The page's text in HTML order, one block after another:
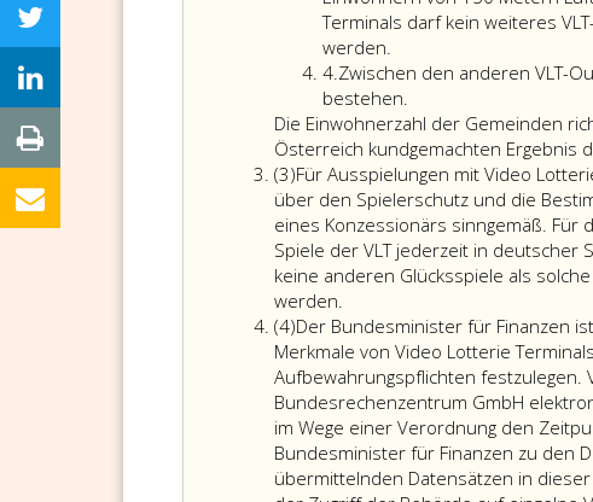
Terminals darf kein weiteres
werden.
4.Ziffer
4
Zwischen den anderen VLT-
bestehen.
Die Einwohnerzahl der Gemeinden
Österreich kundgemachten Ergebnis
(3)Absatz
3
Für Ausspielungen mit Video
über den Spielerschutz und die
eines Konzessionärs sinngemäß.
Spiele der VLT jederzeit in deutscher
keine anderen Glücksspiele als
werden.
Ausspielungen
mit
Video
Lotterie
Terminals
gelten
die
(4)Absatz
4
Der Bundesminister für Finanzen
Merkmale von Video Lotterie
Aufbewahrungspflichten festzulegen.
Bundesrechenzentrum GmbH
im Wege einer Verordnung den
Bundesminister für Finanzen zu den
übermittelnden Datensätzen in